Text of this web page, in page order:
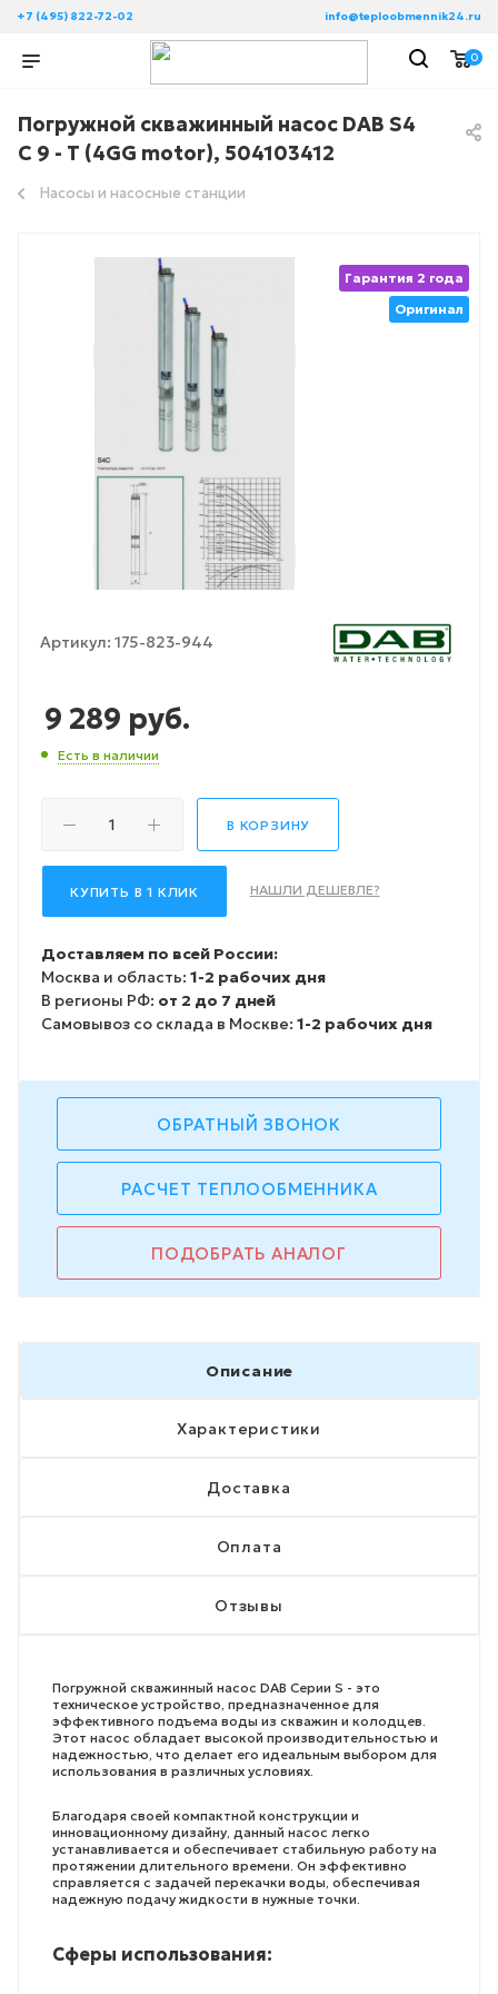
+7 (495) 822-72-02 info@teploobmennik24.ru
0
Погружной скважинный насос DAB S4
C 9 - T (4GG motor), 504103412
Насосы и насосные станции
Гарантия 2 года
Оригинал
Артикул: 175-823-944
9 289 руб.
Есть в наличии
В КОРЗИНУ
КУПИТЬ В 1 КЛИК НАШЛИ ДЕШЕВЛЕ?
Доставляем по всей России:
Москва и область: 1-2 рабочих дня
В регионы РФ: от 2 до 7 дней
Самовывоз со склада в Москве: 1-2 рабочих дня
ОБРАТНЫЙ ЗВОНОК
РАСЧЕТ ТЕПЛООБМЕННИКА
ПОДОБРАТЬ АНАЛОГ
Описание
Характеристики
Доставка
Оплата
Отзывы
Погружной скважинный насос DAB Серии S - это
техническое устройство, предназначенное для
эффективного подъема воды из скважин и колодцев.
Этот насос обладает высокой производительностью и
надежностью, что делает его идеальным выбором для
использования в различных условиях.
Благодаря своей компактной конструкции и
инновационному дизайну, данный насос легко
устанавливается и обеспечивает стабильную работу на
протяжении длительного времени. Он эффективно
справляется с задачей перекачки воды, обеспечивая
надежную подачу жидкости в нужные точки.
Сферы использования: